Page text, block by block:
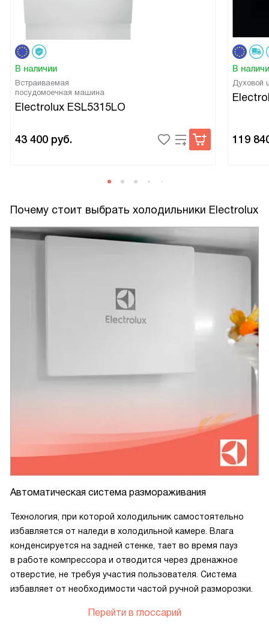
В наличии
Встраиваемая
посудомоечная машина
Electrolux ESL5315LO
43 400 руб.
В
Духовой
119
Почему стоит выбрать холодильники Electrolux
Автоматическая система размораживания
Технология, при которой холодильник самостоятельно
избавляется от наледи в холодильной камере. Влага
конденсируется на задней стенке, тает во время пауз
в работе компрессора и отводится через дренажное
отверстие, не требуя участия пользователя. Система
избавляет от необходимости частой ручной разморозки.
Перейти в глоссарий